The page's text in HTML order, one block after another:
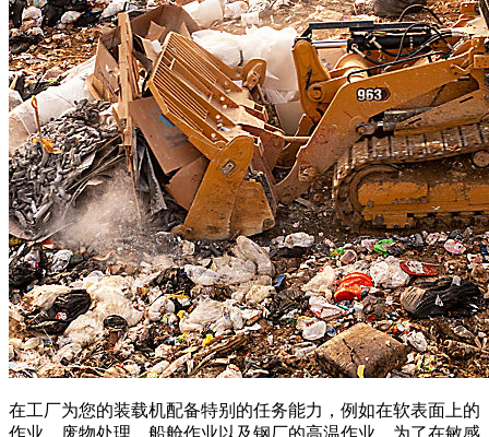
在工厂为您的装载机配备特别的任务能力，例如在软表面上的